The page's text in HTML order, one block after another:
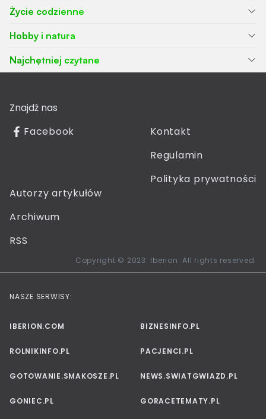
Życie codzienne
Hobby i natura
Najchętniej czytane
Znajdź nas
Facebook
Kontakt
Regulamin
Polityka prywatności
Autorzy artykułów
Archiwum
RSS
Copyright © 2023. Iberion. All rights reserved.
NASZE SERWISY:
IBERION.COM BIZNESINFO.PL
ROLNIKINFO.PL PACJENCI.PL
GOTOWANIE.SMAKOSZE.PL NEWS.SWIATGWIAZD.PL
GONIEC.PL GORACETEMATY.PL